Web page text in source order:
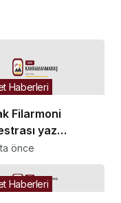
Filarmoni
yaz
Bodrum’a
Haberleri
önce
Haberleri